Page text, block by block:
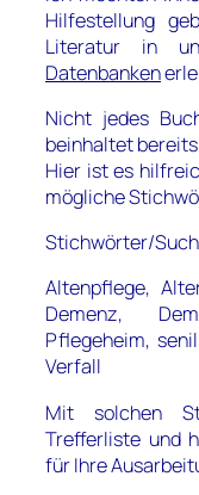
Hilfestellung
Literatur in
Datenbanken
Nicht jedes
beinhaltet
Hier ist es
mögliche
Stichwörter/
Altenpflege,
Demenz,
Pflegeheim,
Verfall
Mit solchen
Trefferliste und
für Ihre